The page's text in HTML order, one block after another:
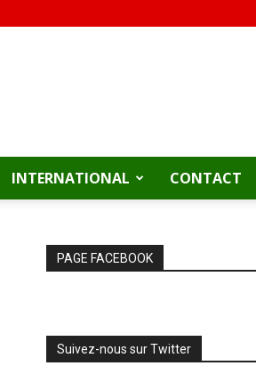
INTERNATIONAL CONTACT
PAGE FACEBOOK
Suivez-nous sur Twitter